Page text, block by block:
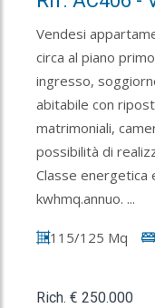
Vendesi
circa al piano
ingresso,
abitabile con
matrimoniali,
possibilità di
Classe energetica
kwhmq.annuo. ...
115/125 Mq
Rich. € 250.000